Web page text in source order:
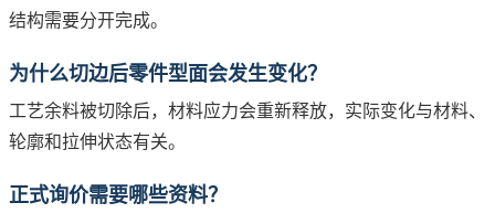
结构需要分开完成。
为什么切边后零件型面会发生变化？
工艺余料被切除后，材料应力会重新释放，实际变化与材料、
轮廓和拉伸状态有关。
正式询价需要哪些资料？